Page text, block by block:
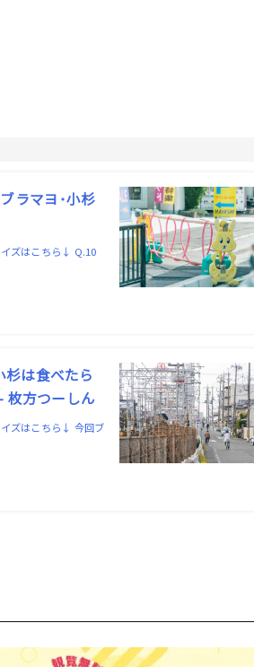
ラマヨ･小杉
イズはこちら↓ Q.10
は食べたら
枚方つーしん
ズはこちら↓ 今回ブ